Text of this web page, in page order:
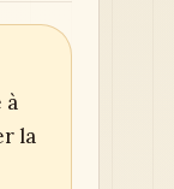
à
la